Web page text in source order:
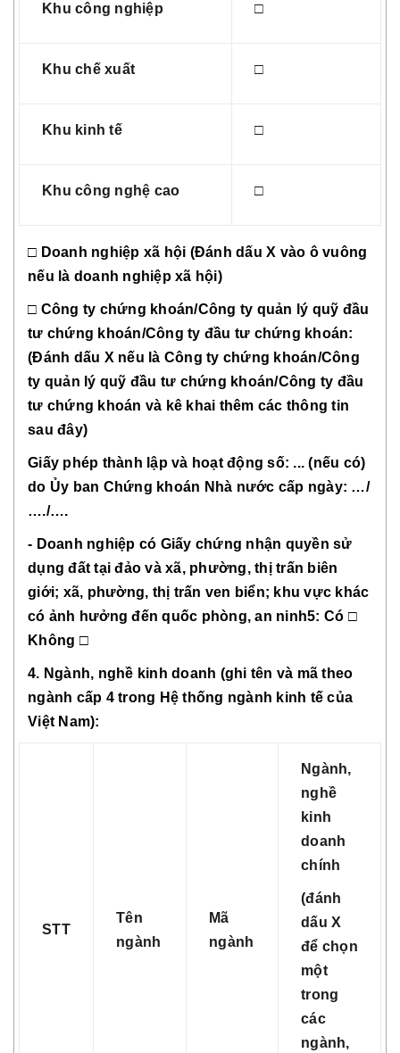
Khu công nghiệp □
Khu chế xuất □
Khu kinh tế □
Khu công nghệ cao □
□ Doanh nghiệp xã hội (Đánh dấu X vào ô vuông
nếu là doanh nghiệp xã hội)
□ Công ty chứng khoán/Công ty quản lý quỹ đầu
tư chứng khoán/Công ty đầu tư chứng khoán:
(Đánh dấu X nếu là Công ty chứng khoán/Công
ty quản lý quỹ đầu tư chứng khoán/Công ty đầu
tư chứng khoán và kê khai thêm các thông tin
sau đây)
Giấy phép thành lập và hoạt động số: ... (nếu có)
do Ủy ban Chứng khoán Nhà nước cấp ngày: …/
…./….
- Doanh nghiệp có Giấy chứng nhận quyền sử
dụng đất tại đảo và xã, phường, thị trấn biên
giới; xã, phường, thị trấn ven biển; khu vực khác
có ảnh hưởng đến quốc phòng, an ninh5: Có □
Không □
4. Ngành, nghề kinh doanh (ghi tên và mã theo
ngành cấp 4 trong Hệ thống ngành kinh tế của
Việt Nam):
STT
Tên
ngành
Mã
ngành
Ngành,
nghề
kinh
doanh
chính
(đánh
dấu X
để chọn
một
trong
các
ngành,